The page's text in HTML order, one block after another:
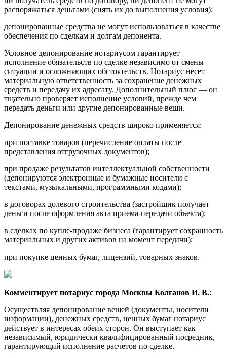
распоряжаться деньгами (снять их до выполнения условия);
депонированные средства не могут использоваться в качестве
обеспечения по сделкам и долгам депонента.
Условное депонирование нотариусом гарантирует
исполнение обязательств по сделке независимо от смены
ситуации и осложняющих обстоятельств. Нотариус несет
материальную ответственность за сохранение денежных
средств и передачу их адресату. Дополнительный плюс — он
тщательно проверяет исполнение условий, прежде чем
передать деньги или другие депонированные вещи.
Депонирование денежных средств широко применяется:
при поставке товаров (перечисление оплаты после
представления отгрузочных документов);
при продаже результатов интеллектуальной собственности
(депонируются электронные и бумажные носители с
текстами, музыкальными, программными кодами);
в договорах долевого строительства (застройщик получает
деньги после оформления акта приема-передачи объекта);
в сделках по купле-продаже бизнеса (гарантирует сохранность
материальных и других активов на момент передачи);
при покупке ценных бумаг, лицензий, товарных знаков.
Комментирует нотариус города Москвы Колганов И. В.:
Осуществляя депонирование вещей (документы, носители
информации), денежных средств, ценных бумаг нотариус
действует в интересах обеих сторон. Он выступает как
независимый, юридически квалифицированный посредник,
гарантирующий исполнение расчетов по сделке.